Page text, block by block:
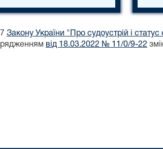
Закону України "Про судоустрій і статус
від 18.03.2022 № 11/0/9-22